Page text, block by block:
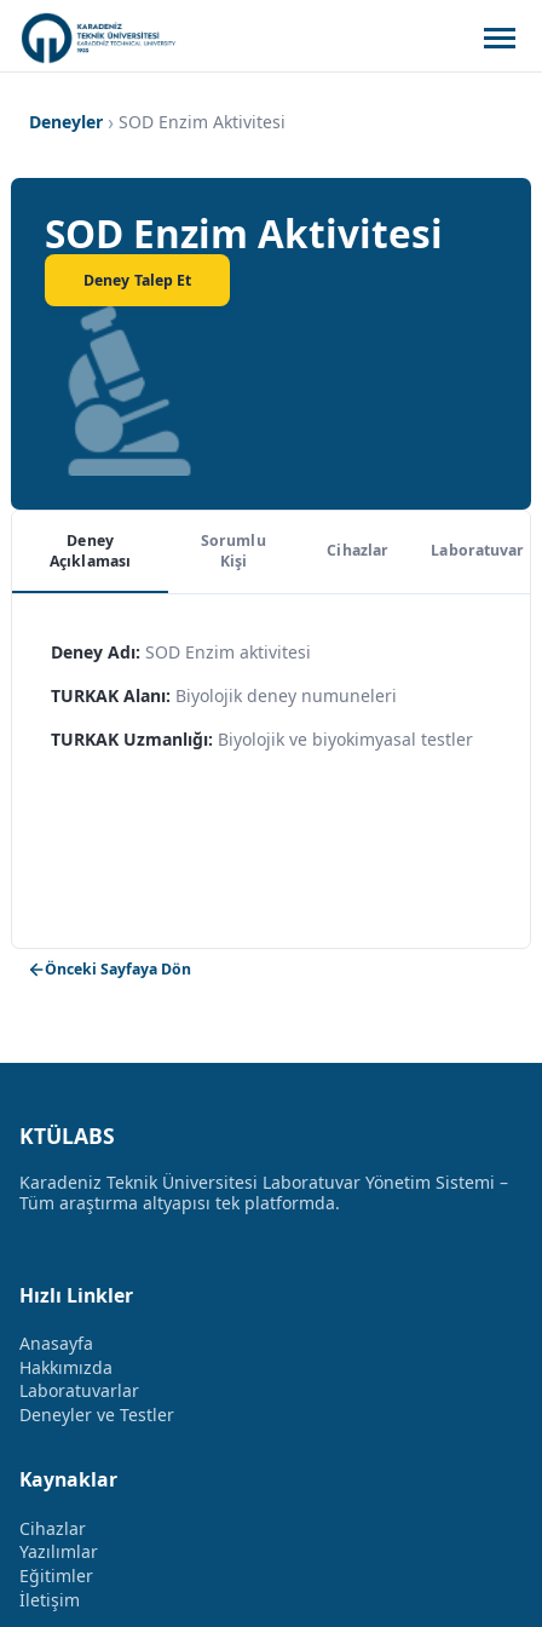
Deneyler SOD Enzim Aktivitesi
SOD Enzim Aktivitesi
Deney Talep Et
Deney
Açıklaması
Sorumlu
Kişi
Cihazlar Laboratuvar
Deney Adı: SOD Enzim aktivitesi
TURKAK Alanı: Biyolojik deney numuneleri
TURKAK Uzmanlığı: Biyolojik ve biyokimyasal testler
Önceki Sayfaya Dön
KTÜLABS
Karadeniz Teknik Üniversitesi Laboratuvar Yönetim Sistemi –
Tüm araştırma altyapısı tek platformda.
Hızlı Linkler
Anasayfa
Hakkımızda
Laboratuvarlar
Deneyler ve Testler
Kaynaklar
Cihazlar
Yazılımlar
Eğitimler
İletişim